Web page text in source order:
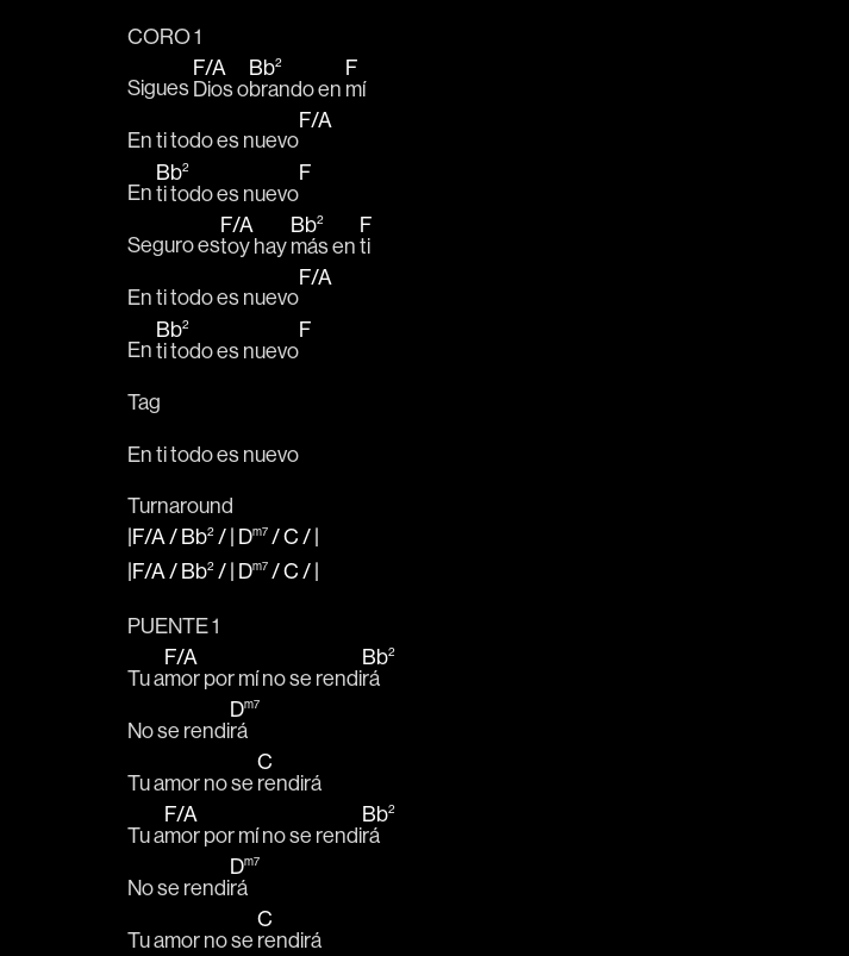
CORO 1
Sigues
F/A
Dios o
Bb2
brando en
F
mí
En ti todo es nuevo
F/A
En
Bb2
ti todo es nuevo
F
Seguro es
F/A
toy hay
Bb2
más en
F
ti
En ti todo es nuevo
F/A
En
Bb2
ti todo es nuevo
F
Tag
En ti todo es nuevo
Turnaround
|F/A/Bb2 / | Dm7 /C/|
|F/A/Bb2 / | Dm7 /C/|
PUENTE 1
Tu a
F/A
mor por mí no se rendi
Bb2
rá
No se rendi
Dm7
rá
Tu amor no se
C
rendirá
Tu a
F/A
mor por mí no se rendi
Bb2
rá
No se rendi
Dm7
rá
Tu amor no se
C
rendirá